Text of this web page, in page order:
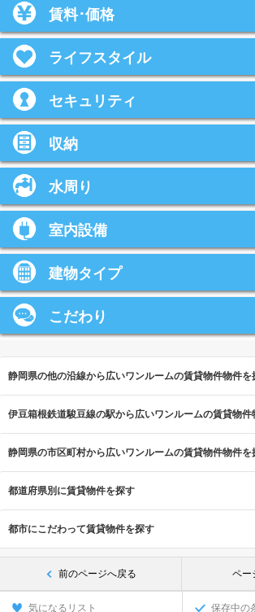
賃料･価格
ライフスタイル
セキュリティ
収納
水周り
室内設備
建物タイプ
こだわり
静岡県の他の沿線から広いワンルームの賃貸物件物件を
伊豆箱根鉄道駿豆線の駅から広いワンルームの賃貸物件
静岡県の市区町村から広いワンルームの賃貸物件物件を
都道府県別に賃貸物件を探す
都市にこだわって賃貸物件を探す
前のページへ戻る ペー
気になるリスト 保存中の